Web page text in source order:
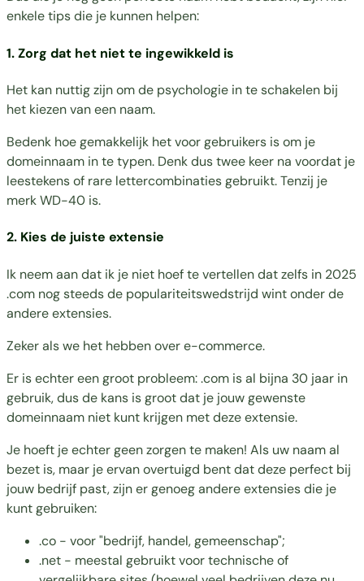
enkele tips die je kunnen helpen:
1. Zorg dat het niet te ingewikkeld is
Het kan nuttig zijn om de psychologie in te schakelen bij
het kiezen van een naam.
Bedenk hoe gemakkelijk het voor gebruikers is om je
domeinnaam in te typen. Denk dus twee keer na voordat je
leestekens of rare lettercombinaties gebruikt. Tenzij je
merk WD-40 is.
2. Kies de juiste extensie
Ik neem aan dat ik je niet hoef te vertellen dat zelfs in 2025
.com nog steeds de populariteitswedstrijd wint onder de
andere extensies.
Zeker als we het hebben over e-commerce.
Er is echter een groot probleem: .com is al bijna 30 jaar in
gebruik, dus de kans is groot dat je jouw gewenste
domeinnaam niet kunt krijgen met deze extensie.
Je hoeft je echter geen zorgen te maken! Als uw naam al
bezet is, maar je ervan overtuigd bent dat deze perfect bij
jouw bedrijf past, zijn er genoeg andere extensies die je
kunt gebruiken:
.co - voor "bedrijf, handel, gemeenschap";
.net - meestal gebruikt voor technische of